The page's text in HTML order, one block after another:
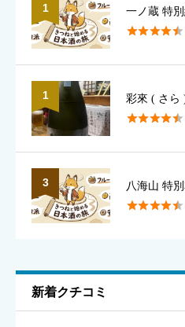
表示名として使用されます（本
香り
味のわかりやすさ
キレ
1 一ノ蔵 特

1 彩來 ( さら

3 八海山 特

新着クチコミ